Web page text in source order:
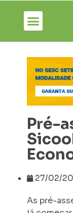
Pré-
27/02/
As pré-